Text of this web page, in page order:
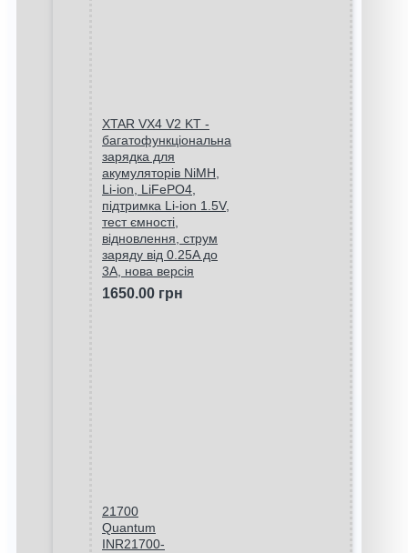
XTAR VX4 V2 KT -
багатофункціональна
зарядка для
акумуляторів NiMH,
Li-ion, LiFePO4,
підтримка Li-ion 1.5V,
тест ємності,
відновлення, струм
заряду від 0.25A до
3A, нова версія
1650.00 грн
21700
Quantum
INR21700-